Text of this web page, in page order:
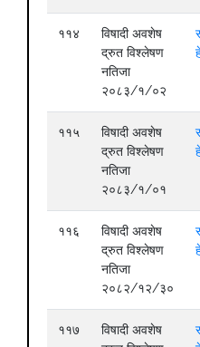
११४
विषादी अवशेष
द्रुत विश्लेषण
नतिजा
२०८३/१/०२
११५
विषादी अवशेष
द्रुत विश्लेषण
नतिजा
२०८३/१/०१
११६
विषादी अवशेष
द्रुत विश्लेषण
नतिजा
२०८२/१२/३०
११७
विषादी अवशेष